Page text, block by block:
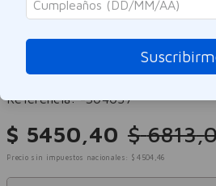
Jabón Líquido
Humectación
200ml
Referencia:-304057
$ 5450,40 $ 6813,
Precio sin impuestos nacionales: $ 4504 ,46